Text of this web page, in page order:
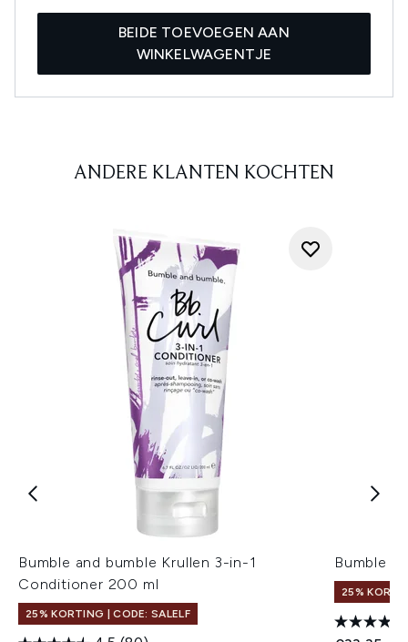
BEIDE TOEVOEGEN AAN
WINKELWAGENTJE
ANDERE KLANTEN KOCHTEN
Bumble and bumble Krullen 3-in-1
Conditioner 200 ml
25% KORTING | CODE: SALELF
Bumble
25%